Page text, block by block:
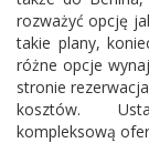
rozważyć opcję
takie plany,
różne opcje
stronie
kosztów.
kompleksową